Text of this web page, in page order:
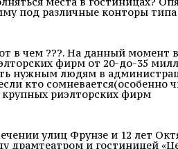
под различные конторы
в чем ???. На данный момент
фирм от 20-до-35
нужным людям в
кто
крупных риэлторских фирм
улиц Фрунзе и 12 лет
драмтеатром и гостиницей